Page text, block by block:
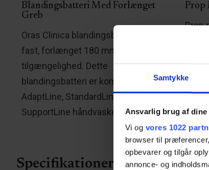
Samtykke
Ansvarlig brug af dine
Vi og vores 1022
browser til
opbevarer og tilgår
annonce- og
Blandingsbatteri Med Forlænget
Greb
Oras Clinica blandingsbatteri med et
fast, forlænget 180 mm greb for øget
tilgængelighed. Dette
blandingsbatteri er kompatibelt med
AdaptLine, StandardLine, SlimLine og
SupportLine håndvaske.
Prop
Prop
Specifikationer